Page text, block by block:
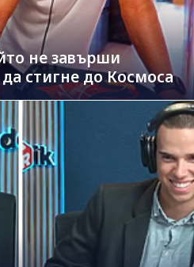
не завърши
стигне до Космоса